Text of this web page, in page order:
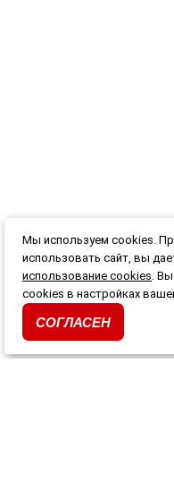
Мы используем cookies.
использовать сайт, вы
использование cookies.
cookies в настройках
СОГЛАСЕН